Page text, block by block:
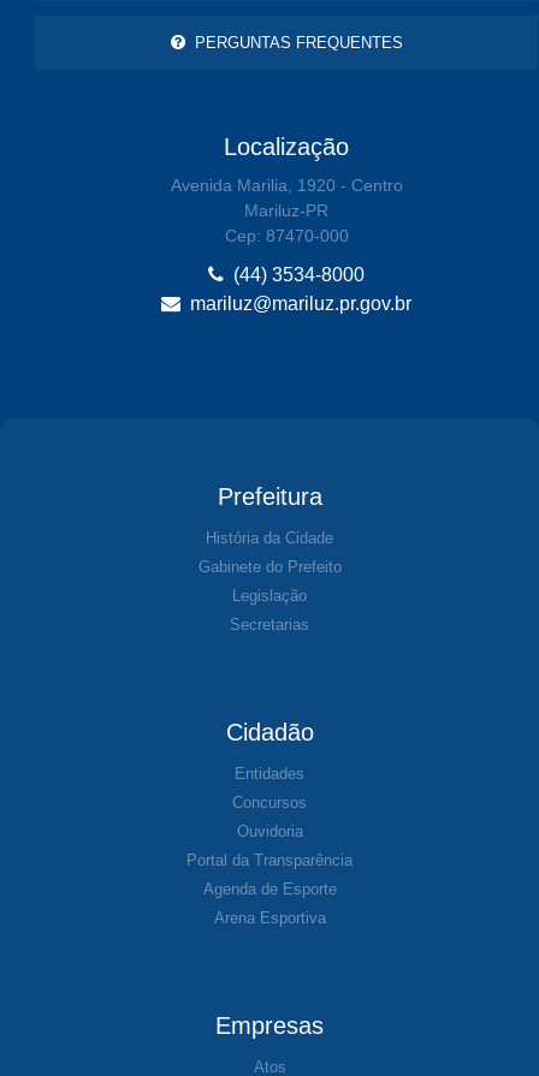
PERGUNTAS FREQUENTES
Localização
Avenida Marilia, 1920 - Centro
Mariluz-PR
Cep: 87470-000
(44) 3534-8000
mariluz@mariluz.pr.gov.br
Prefeitura
História da Cidade
Gabinete do Prefeito
Legislação
Secretarias
Cidadão
Entidades
Concursos
Ouvidoria
Portal da Transparência
Agenda de Esporte
Arena Esportiva
Empresas
Atos